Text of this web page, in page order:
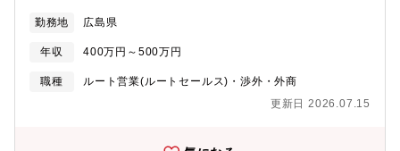
す。◆顧客属性：既存のお客様が中心になる為、買い替えの提案
がメインとなります。他にも、新規のお客様への開拓営業や、販
売代理店のフォローを行います。◆予算：半期ごと予算が割り振
られます。個々人によって異なりますが概ね数十台を個人目標に
ホイールローダや用途別専用機（建物解体機、自動車解体機、資
す。また、現在はICT建機も販売しており、作業効率化や安全性向
勤務地 広島県
年収 400万円～500万円
職種
ルート営業(ルートセールス)・渉外・外商
更新日 2026.07.15